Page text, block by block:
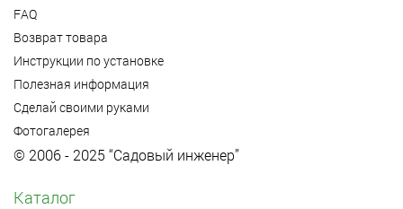
FAQ
Возврат товара
Инструкции по установке
Полезная информация
Сделай своими руками
Фотогалерея
© 2006 - 2025 “Садовый инженер”
Каталог